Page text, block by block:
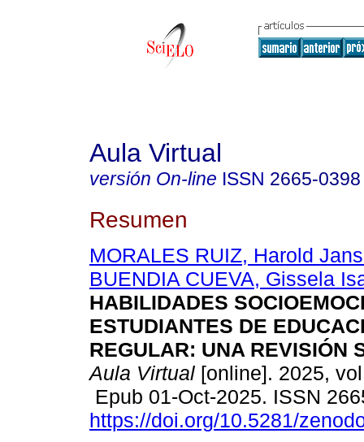
Aula Virtual
versión On-line ISSN 2665-0398
Resumen
MORALES RUIZ, Harold
BUENDIA CUEVA, Gissela
HABILIDADES
ESTUDIANTES DE
REGULAR: UNA REVISIÓN
Aula Virtual [online]. 2025,
Epub 01-Oct-2025. ISSN
https://doi.org/10.5281/